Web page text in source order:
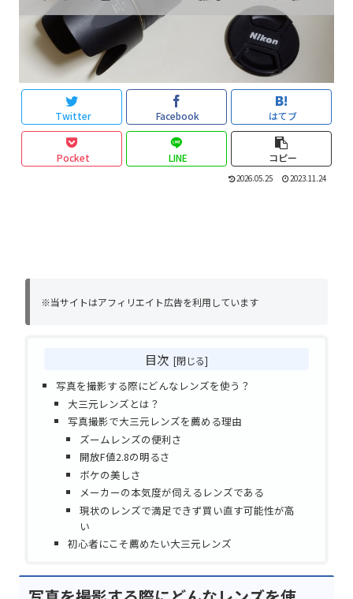
Twitter Facebook はてブ
Pocket LINE コピー
2026.05.25 2023.11.24
※当サイトはアフィリエイト広告を利用しています
目次
写真を撮影する際にどんなレンズを使う？
大三元レンズとは？
写真撮影で大三元レンズを薦める理由
ズームレンズの便利さ
開放F値2.8の明るさ
ボケの美しさ
メーカーの本気度が伺えるレンズである
現状のレンズで満足できず買い直す可能性が高
い
初心者にこそ薦めたい大三元レンズ